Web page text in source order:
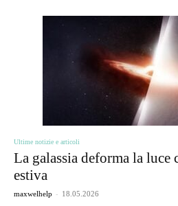
Ultime notizie e articoli
La galassia deforma la luce
estiva
maxwelhelp - 18.05.2026